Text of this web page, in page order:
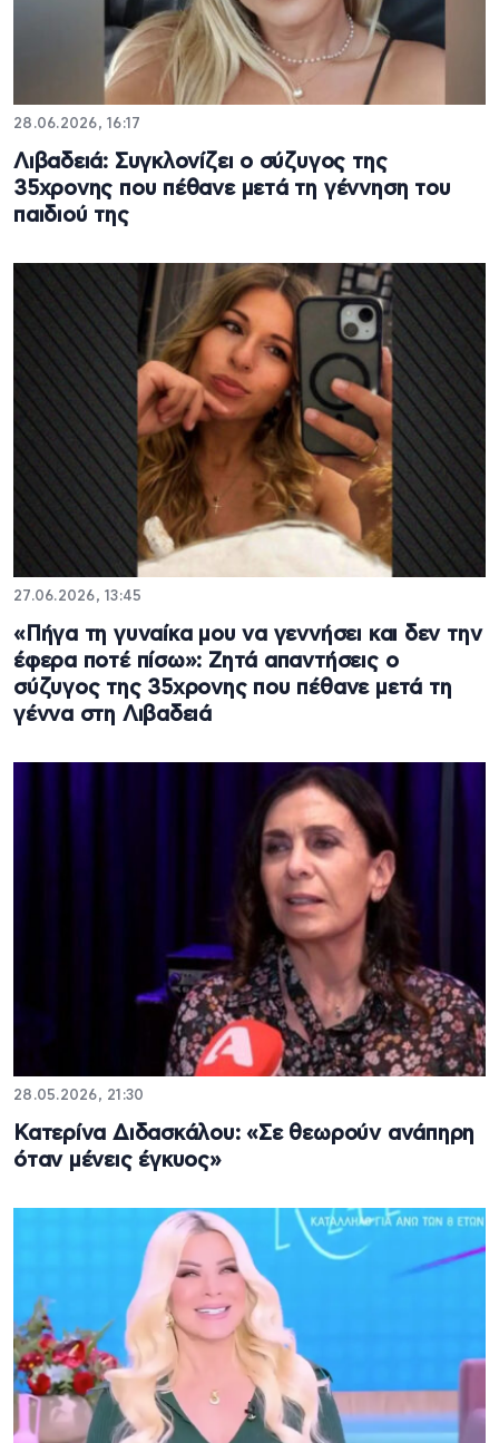
28.06.2026, 16:17
Λιβαδειά: Συγκλονίζει ο σύζυγος της
35χρονης που πέθανε μετά τη γέννηση του
παιδιού της
27.06.2026, 13:45
«Πήγα τη γυναίκα μου να γεννήσει και δεν την
έφερα ποτέ πίσω»: Ζητά απαντήσεις ο
σύζυγος της 35χρονης που πέθανε μετά τη
γέννα στη Λιβαδειά
28.05.2026, 21:30
Κατερίνα Διδασκάλου: «Σε θεωρούν ανάπηρη
όταν μένεις έγκυος»